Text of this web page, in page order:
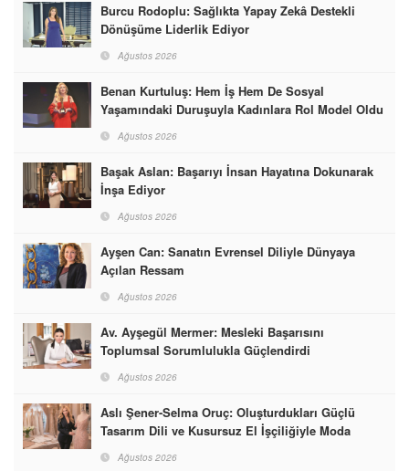
Burcu Rodoplu: Sağlıkta Yapay Zekâ Destekli
Dönüşüme Liderlik Ediyor
Ağustos 2026
Benan Kurtuluş: Hem İş Hem De Sosyal
Yaşamındaki Duruşuyla Kadınlara Rol Model Oldu
Ağustos 2026
Başak Aslan: Başarıyı İnsan Hayatına Dokunarak
İnşa Ediyor
Ağustos 2026
Ayşen Can: Sanatın Evrensel Diliyle Dünyaya
Açılan Ressam
Ağustos 2026
Av. Ayşegül Mermer: Mesleki Başarısını
Toplumsal Sorumlulukla Güçlendirdi
Ağustos 2026
Aslı Şener-Selma Oruç: Oluşturdukları Güçlü
Tasarım Dili ve Kusursuz El İşçiliğiyle Moda
Dünyasına İmzalarını Attılar
Ağustos 2026